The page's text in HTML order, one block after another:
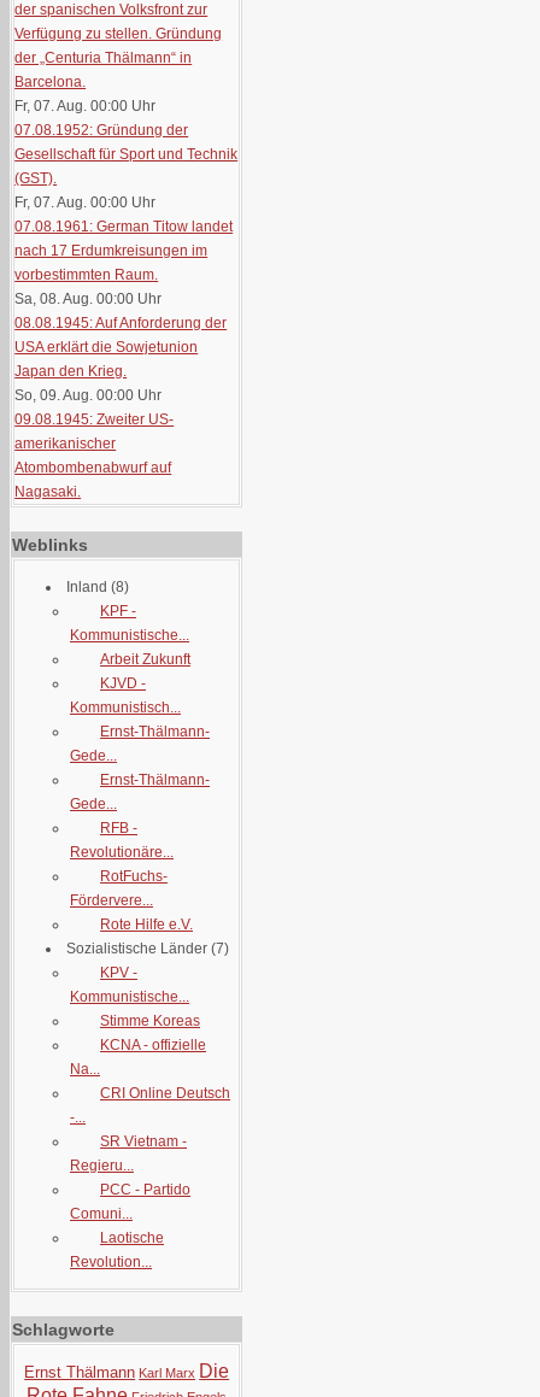
der spanischen Volksfront zur
Verfügung zu stellen. Gründung
der „Centuria Thälmann“ in
Barcelona.
Fr, 07. Aug. 00:00 Uhr
07.08.1952: Gründung der
Gesellschaft für Sport und Technik
(GST).
Fr, 07. Aug. 00:00 Uhr
07.08.1961: German Titow landet
nach 17 Erdumkreisungen im
vorbestimmten Raum.
Sa, 08. Aug. 00:00 Uhr
08.08.1945: Auf Anforderung der
USA erklärt die Sowjetunion
Japan den Krieg.
So, 09. Aug. 00:00 Uhr
09.08.1945: Zweiter US-
amerikanischer
Atombombenabwurf auf
Nagasaki.
Weblinks
Inland (8)
KPF -
Kommunistische...
Arbeit Zukunft
KJVD -
Kommunistisch...
Ernst-Thälmann-
Gede...
Ernst-Thälmann-
Gede...
RFB -
Revolutionäre...
RotFuchs-
Fördervere...
Rote Hilfe e.V.
Sozialistische Länder (7)
KPV -
Kommunistische...
Stimme Koreas
KCNA - offizielle
Na...
CRI Online Deutsch
-...
SR Vietnam -
Regieru...
PCC - Partido
Comuni...
Laotische
Revolution...
Schlagworte
Ernst Thälmann Karl Marx Die